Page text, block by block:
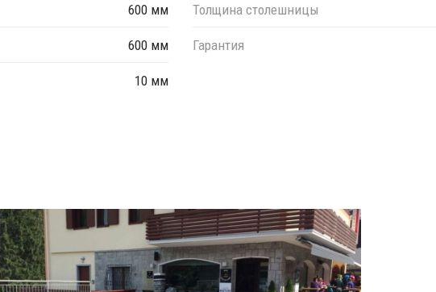
600 мм
600 мм
10 мм
Толщина столешницы
Гарантия